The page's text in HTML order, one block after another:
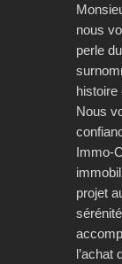
nous
perle
histoire
Nous
Immo-
projet
l’achat